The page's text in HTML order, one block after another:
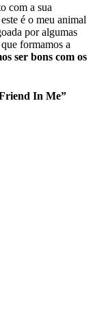
com a sua
é o meu animal
por algumas
formamos a
ser bons com os
In Me”